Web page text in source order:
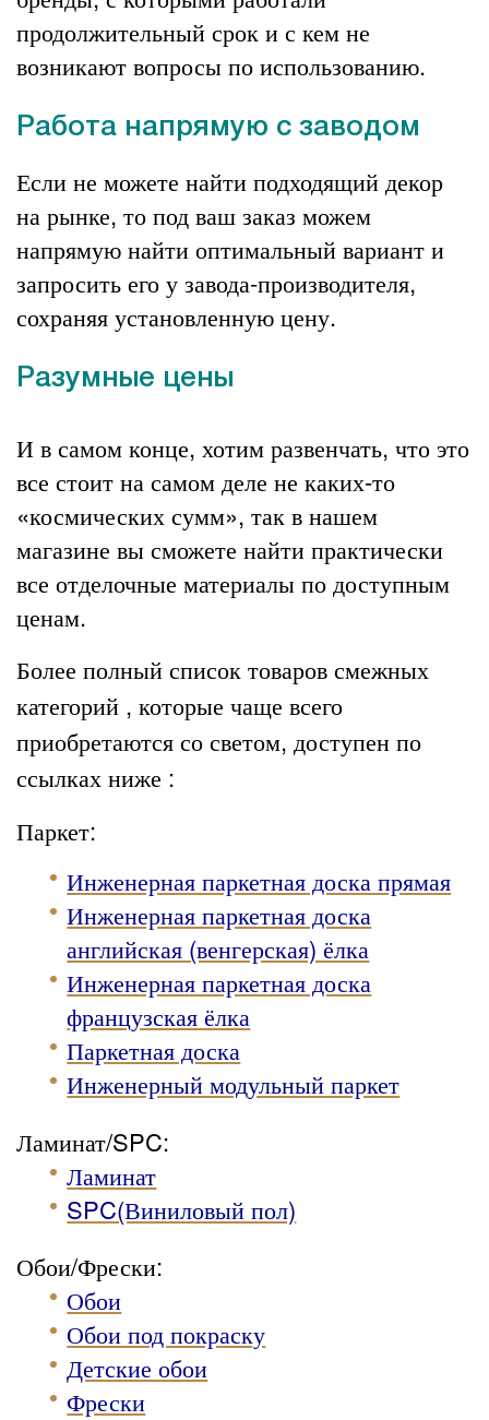
продолжительный срок и с кем не
возникают вопросы по использованию.
Работа напрямую с заводом
Если не можете найти подходящий декор
на рынке, то под ваш заказ можем
напрямую найти оптимальный вариант и
запросить его у завода-производителя,
сохраняя установленную цену.
Разумные цены
И в самом конце, хотим развенчать, что это
все стоит на самом деле не каких-то
«космических сумм», так в нашем
магазине вы сможете найти практически
все отделочные материалыпо доступным
ценам.
Более полный список товаров смежных
категорий , которые чаще всего
приобретаются со светом, доступен по
ссылках ниже :
Паркет:
Инженерная паркетная доска прямая
Инженерная паркетная доска
английская (венгерская) ёлка
Инженерная паркетная доска
французская ёлка
Паркетная доска
Инженерный модульный паркет
Ламинат/SPC:
Ламинат
SPC(Виниловый пол)
Обои/Фрески:
Обои
Обои под покраску
Детские обои
Фрески